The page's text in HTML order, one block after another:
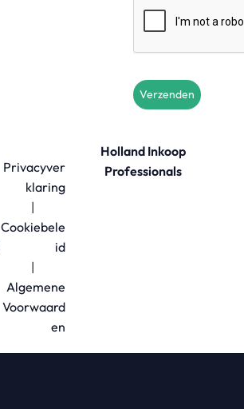
Verzenden
Holland Inkoop
Professionals
Privacyver
klaring
|
Cookiebele
id
|
Algemene
Voorwaard
en